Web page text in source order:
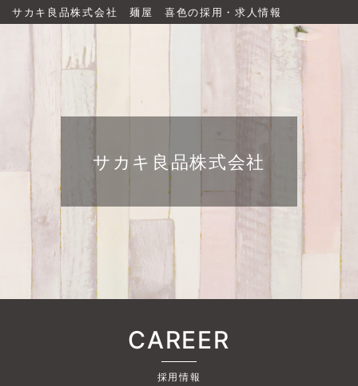
サカキ良品株式会社 麺屋 喜色の採用・求人情報
サカキ良品株式会社
CAREER
採用情報